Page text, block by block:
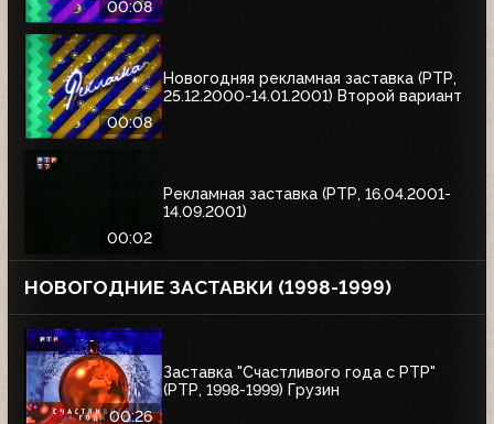
00:08
00:08
Новогодняя рекламная заставка (РТР,
25.12.2000-14.01.2001) Второй вариант
00:02
Рекламная заставка (РТР, 16.04.2001-
14.09.2001)
НОВОГОДНИЕ ЗАСТАВКИ (1998-1999)
00:26
Заставка "Счастливого года с РТР"
(РТР, 1998-1999) Грузин